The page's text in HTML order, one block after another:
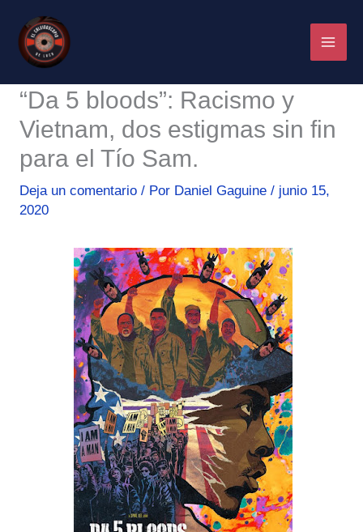
contenido
“Da 5 bloods”: Racismo y
Vietnam, dos estigmas sin fin
para el Tío Sam.
Deja un comentario / Por Daniel Gaguine / junio 15,
2020